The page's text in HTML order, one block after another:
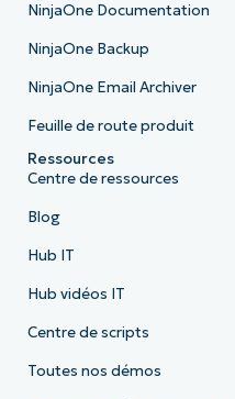
NinjaOne Documentation
NinjaOne Backup
NinjaOne Email Archiver
Feuille de route produit
Ressources
Centre de ressources
Blog
Hub IT
Hub vidéos IT
Centre de scripts
Toutes nos démos